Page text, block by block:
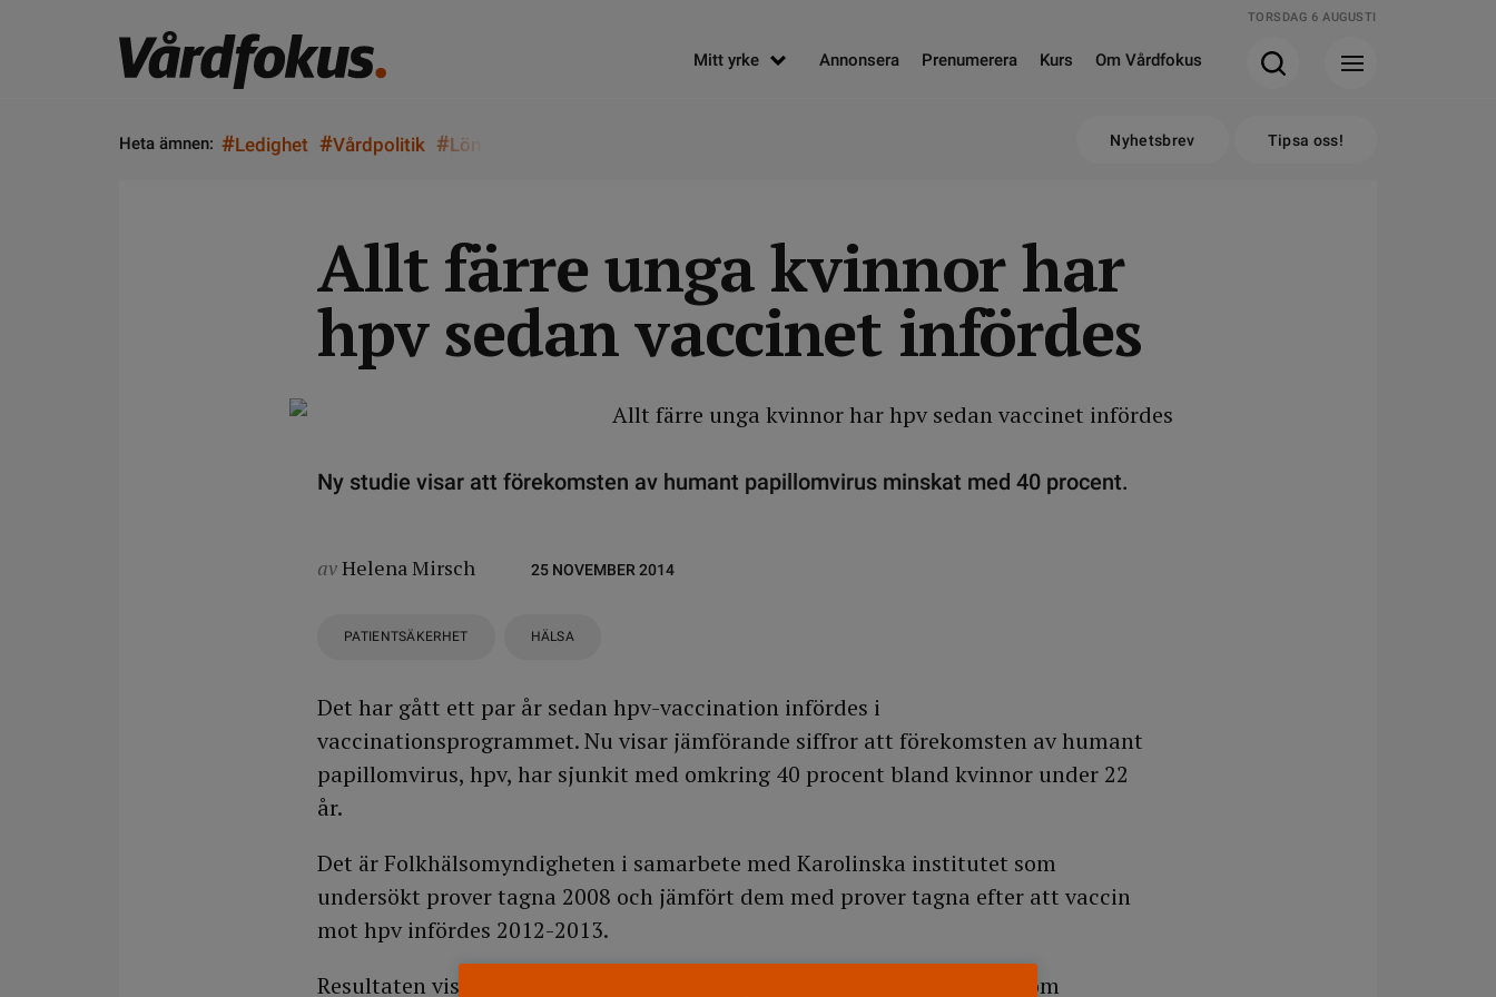
TORSDAG 6 AUGUSTI
Mitt yrke Annonsera Prenumerera Kurs Om Vårdfokus
Heta ämnen: #Ledighet #Vårdpolitik #Lön Nyhetsbrev Tipsa oss!
Allt färre unga kvinnor har
hpv sedan vaccinet infördes
Ny studie visar att förekomsten av humant papillomvirus minskat med 40 procent.
avHelena Mirsch 25 NOVEMBER 2014
PATIENTSÄKERHET HÄLSA
Det har gått ett par år sedan hpv-vaccination infördes i
vaccinationsprogrammet. Nu visar jämförande siffror att förekomsten av humant
papillomvirus, hpv, har sjunkit med omkring 40 procent bland kvinnor under 22
år.
Det är Folkhälsomyndigheten i samarbete med Karolinska institutet som
undersökt prover tagna 2008 och jämfört dem med prover tagna efter att vaccin
mot hpv infördes 2012-2013.
Resultaten visar att det skett en stor minskning av de fyra hpv-typer som